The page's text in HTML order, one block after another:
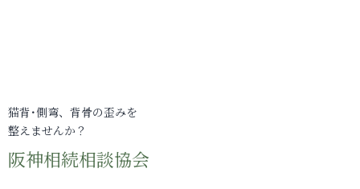
猫背･側弯、背骨の歪みを
整えませんか？
阪神相続相談協会